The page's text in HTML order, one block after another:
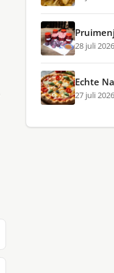
28 juli 2026
Echte
27 juli 2026